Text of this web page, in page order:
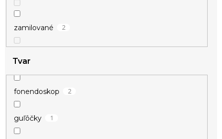
zamilované 2
Tvar
fonendoskop 2
guľôčky 1